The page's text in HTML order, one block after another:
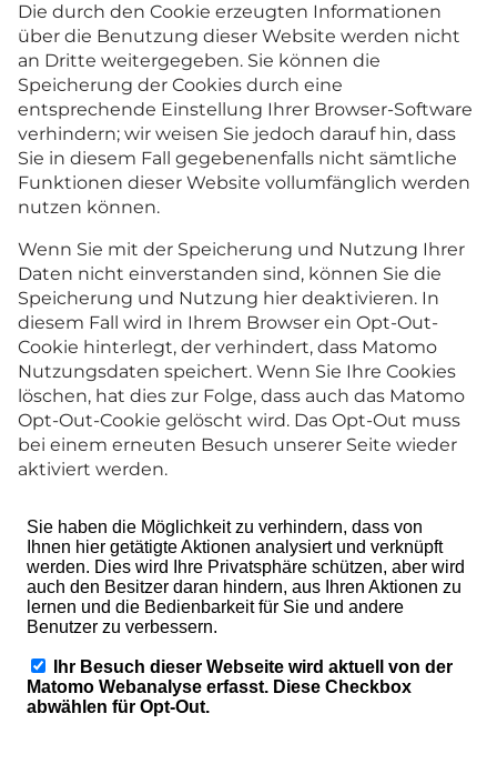
Die durch den Cookie erzeugten Informationen
über die Benutzung dieser Website werden nicht
an Dritte weitergegeben. Sie können die
Speicherung der Cookies durch eine
entsprechende Einstellung Ihrer Browser-Software
verhindern; wir weisen Sie jedoch darauf hin, dass
Sie in diesem Fall gegebenenfalls nicht sämtliche
Funktionen dieser Website vollumfänglich werden
nutzen können.
Wenn Sie mit der Speicherung und Nutzung Ihrer
Daten nicht einverstanden sind, können Sie die
Speicherung und Nutzung hier deaktivieren. In
diesem Fall wird in Ihrem Browser ein Opt-Out-
Cookie hinterlegt, der verhindert, dass Matomo
Nutzungsdaten speichert. Wenn Sie Ihre Cookies
löschen, hat dies zur Folge, dass auch das Matomo
Opt-Out-Cookie gelöscht wird. Das Opt-Out muss
bei einem erneuten Besuch unserer Seite wieder
aktiviert werden.